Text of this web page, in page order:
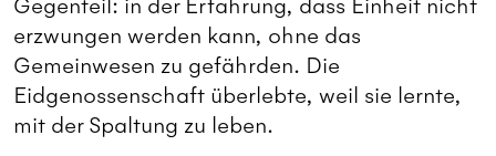
Gegenteil: in der Erfahrung, dass Einheit nicht
erzwungen werden kann, ohne das
Gemeinwesen zu gefährden. Die
Eidgenossenschaft überlebte, weil sie lernte,
mit der Spaltung zu leben.